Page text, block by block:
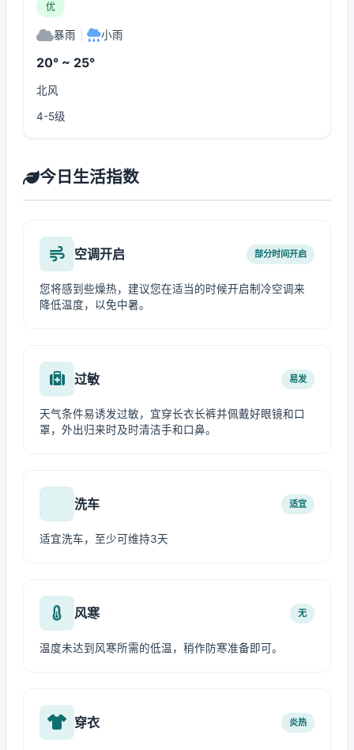
优
暴雨 小雨
20° ~ 25°
北风
4-5级
今日生活指数
空调开启 部分时间开启
您将感到些燥热，建议您在适当的时候开启制冷空调来
降低温度，以免中暑。
过敏 易发
天气条件易诱发过敏，宜穿长衣长裤并佩戴好眼镜和口
罩，外出归来时及时清洁手和口鼻。
洗车 适宜
适宜洗车，至少可维持3天
风寒 无
温度未达到风寒所需的低温，稍作防寒准备即可。
穿衣 炎热